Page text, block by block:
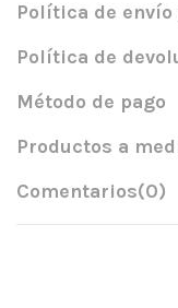
Política de envío
Política de
Método de pago
Productos a
Comentarios(0)